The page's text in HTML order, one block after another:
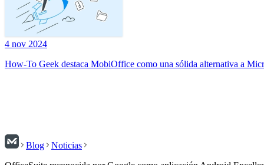
4 nov 2024
How-To Geek destaca MobiOffice como una sólida alternativa a
Blog
Noticias